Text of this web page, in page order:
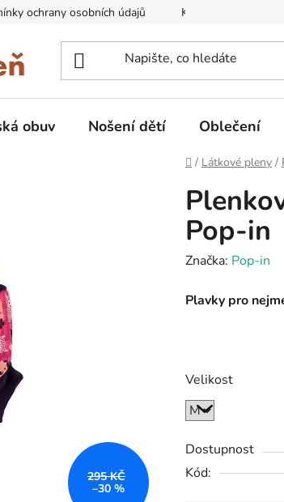
ochrany osobních údajů Kontakty na prodejny
obuv Nošení dětí Oblečení
Domů
/ Látkové pleny /
Pop-in
Značka: Pop-in
Plavky pro
Velikost
Dostupnost
Kód:
295 KČ
–30 %